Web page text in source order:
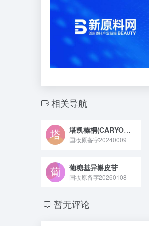
相关导航
塔凯榛桐(CARYODENDRON ORINOCENSE)籽油
国妆原备字20240009
葡糖基异槲皮苷
国妆原备字20260108
暂无评论